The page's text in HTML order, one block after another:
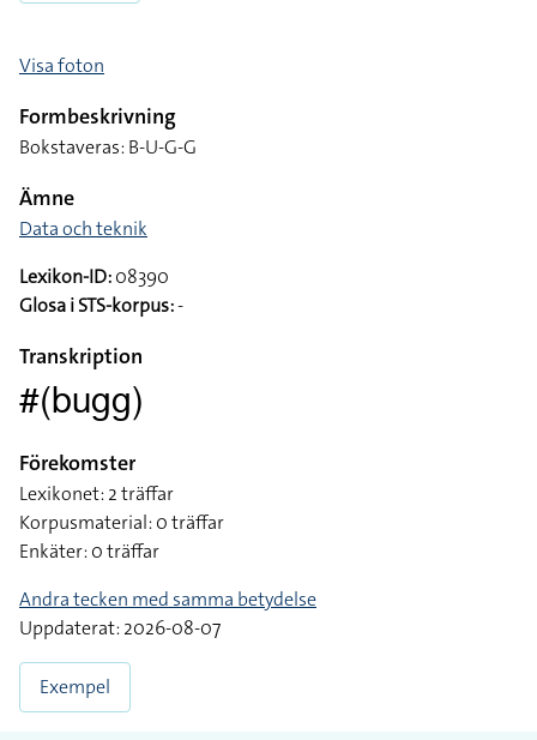
Visa foton
Formbeskrivning
Bokstaveras: B-U-G-G
Ämne
Data och teknik
Lexikon-ID:08390
Glosa i STS-korpus:-
Transkription
#(bugg)
Förekomster
Lexikonet: 2 träffar
Korpusmaterial: 0 träffar
Enkäter: 0 träffar
Andra tecken med samma betydelse
Uppdaterat: 2026-08-07
Exempel